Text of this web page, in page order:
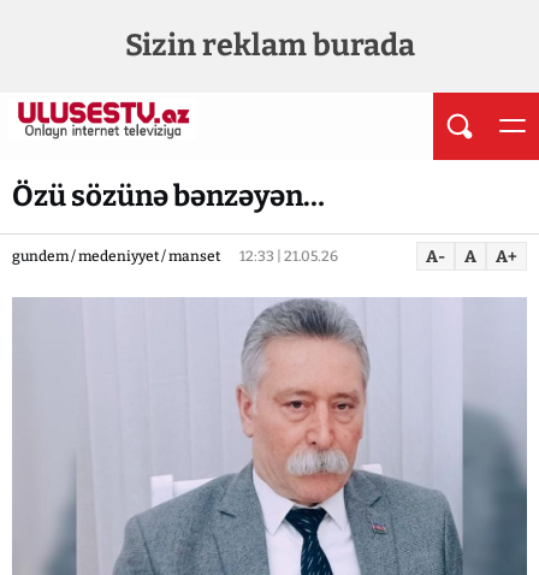
Sizin reklam burada
Özü sözünə bənzəyən…
gundem / medeniyyet / manset 12:33 | 21.05.26 A- A A+